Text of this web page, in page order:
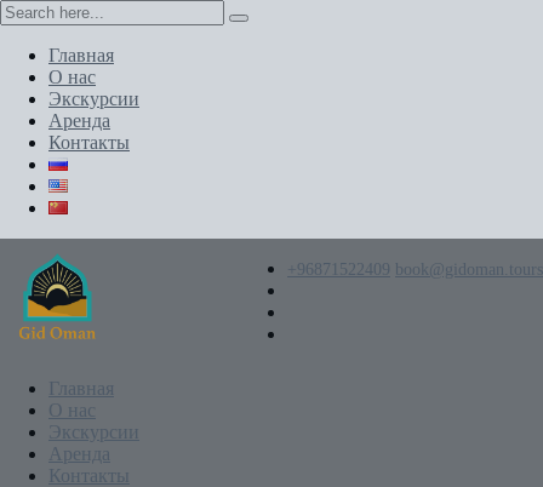
Главная
О нас
Экскурсии
Аренда
Контакты
+96871522409 book@gidoman.tours
Главная
О нас
Экскурсии
Аренда
Контакты